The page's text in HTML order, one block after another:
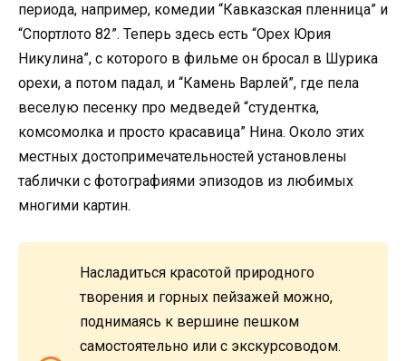
периода, например, комедии “Кавказская пленница” и
“Спортлото 82”. Теперь здесь есть “Орех Юрия
Никулина”, с которого в фильме он бросал в Шурика
орехи, а потом падал, и “Камень Варлей”, где пела
веселую песенку про медведей “студентка,
комсомолка и просто красавица” Нина. Около этих
местных достопримечательностей установлены
таблички с фотографиями эпизодов из любимых
многими картин.
Насладиться красотой природного
творения и горных пейзажей можно,
поднимаясь к вершине пешком
самостоятельно или с экскурсоводом.